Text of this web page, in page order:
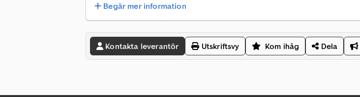
Begär mer information
Kontakta leverantör Utskriftsvy Kom ihåg Dela